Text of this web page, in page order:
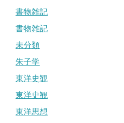
書物雑記
書物雑記
未分類
朱子学
東洋史観
東洋史観
東洋思想